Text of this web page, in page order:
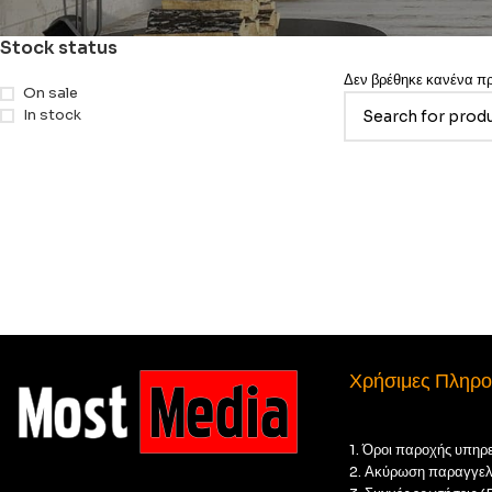
Stock status
On sale
In stock
Δεν βρέθηκε κανένα
Χρήσιμες
1. Όροι παροχής
2. Ακύρωση